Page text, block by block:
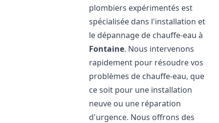
plombiers expérimentés est
spécialisée dans l'installation et
le dépannage de chauffe-eau à
Fontaine. Nous intervenons
rapidement pour résoudre vos
problèmes de chauffe-eau, que
ce soit pour une installation
neuve ou une réparation
d'urgence. Nous offrons des